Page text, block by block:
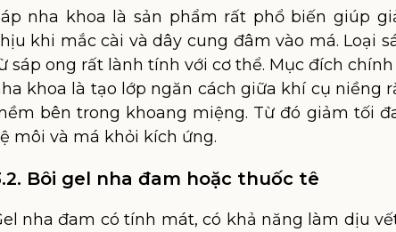
nha khoa là sản phẩm rất phổ biến giúp
khi mắc cài và dây cung đâm vào má. Loại
sáp ong rất lành tính với cơ thể. Mục đích
khoa là tạo lớp ngăn cách giữa khí cụ niềng
bên trong khoang miệng. Từ đó giảm tối
môi và má khỏi kích ứng.
Bôi gel nha đam hoặc thuốc tê
nha đam có tính mát, có khả năng làm dịu